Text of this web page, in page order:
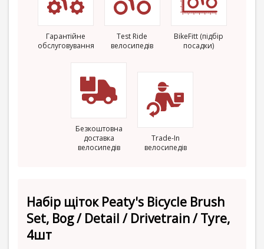
Гарантійне
обслуговування
Test Ride
велосипедів
BikeFitt (підбір
посадки)
Безкоштовна
доставка
велосипедів
Trade-In
велосипедів
Набір щіток Peaty's Bicycle Brush
Set, Bog / Detail / Drivetrain / Tyre,
4шт